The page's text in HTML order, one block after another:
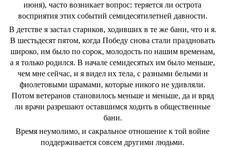
июня), часто возникает вопрос: теряется ли острота
восприятия этих событий семидесятилетней давности.
В детстве я застал стариков, ходивших в те же бани, что и я.
В шестьдесят пятом, когда Победу снова стали праздновать
широко, им было по сорок, молодость по нашим временам,
а я только родился. В начале семидесятых им было меньше,
чем мне сейчас, и я видел их тела, с разными белыми и
фиолетовыми шрамами, которые никого не удивляли.
Потом ветеранов становилось меньше и меньше, да и вряд
ли врачи разрешают оставшимся ходить в общественные
бани.
Время неумолимо, и сакральное отношение к той войне
поддерживается совсем другими людьми.